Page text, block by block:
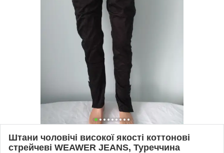
Штани чоловічі високої якості коттонові
стрейчеві WEAWER JEANS, Туреччина